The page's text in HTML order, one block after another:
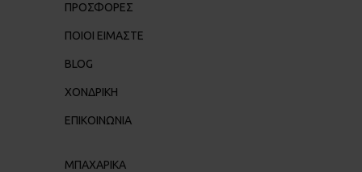
ΠΡΟΣΦΟΡΕΣ
ΠΟΙΟΙ ΕΊΜΑΣΤΕ
BLOG
ΧΟΝΔΡΙΚΉ
ΕΠΙΚΟΙΝΩΝΊΑ
ΜΠΑΧΑΡΙΚΑ